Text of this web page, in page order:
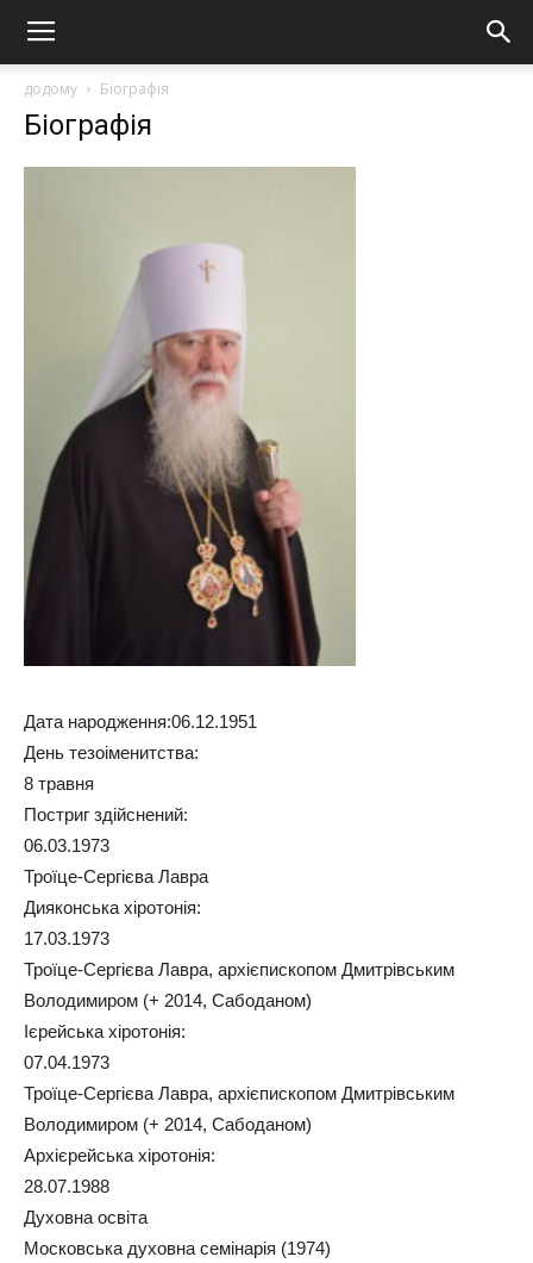
додому Біографія
Біографія
Дата народження:06.12.1951
День тезоіменитства:
8 травня
Постриг здійснений:
06.03.1973
Троїце-Сергієва Лавра
Дияконська хіротонія:
17.03.1973
Троїце-Сергієва Лавра, архієпископом Дмитрівським
Володимиром (+ 2014, Сабоданом)
Ієрейська хіротонія:
07.04.1973
Троїце-Сергієва Лавра, архієпископом Дмитрівським
Володимиром (+ 2014, Сабоданом)
Архієрейська хіротонія:
28.07.1988
Духовна освіта
Московська духовна семінарія (1974)